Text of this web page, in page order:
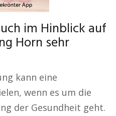
im Hinblick auf
Horn sehr
kann eine
wenn es um die
der Gesundheit geht.